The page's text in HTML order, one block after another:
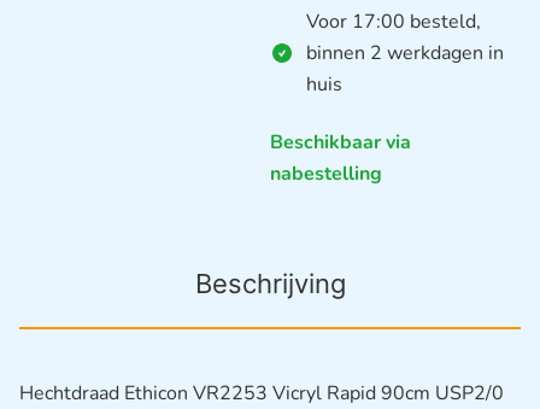
Voor 17:00 besteld,
binnen 2 werkdagen in
huis
Beschikbaar via
nabestelling
Beschrijving
Hechtdraad Ethicon VR2253 Vicryl Rapid 90cm USP2/0